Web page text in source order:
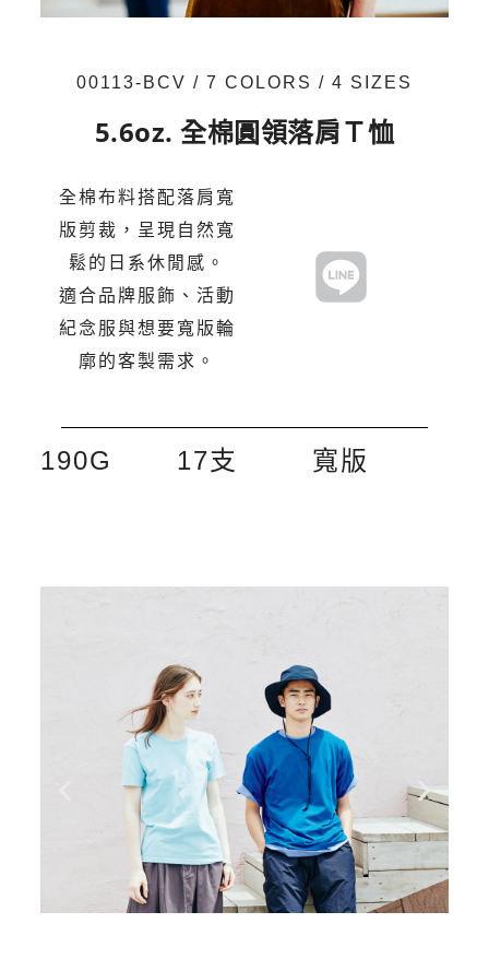
00113-BCV / 7 COLORS / 4 SIZES
5.6oz. 全棉圓領落肩Ｔ恤
全棉布料搭配落肩寬
版剪裁，呈現自然寬
鬆的日系休閒感。
適合品牌服飾、活動
紀念服與想要寬版輪
廓的客製需求。
190G 17支 寬版